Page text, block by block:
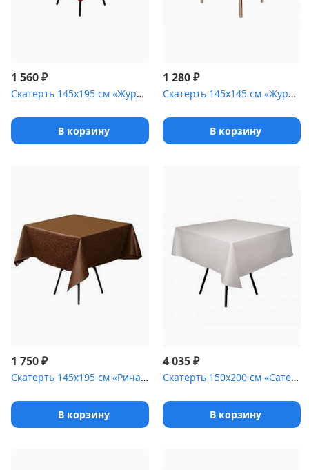
1 560₽
Скатерть 145х195 см «Журавинка» бордо [(квадрат)]
В корзину
1 280₽
Скатерть 145х145 см «Журавинка» бежевая [(гладь)]
В корзину
1 750₽
Скатерть 145х195 см «Ричард ажур» коричневая
В корзину
4 035₽
Скатерть 150х200 см «Сатен» шампань [(гладь)]
В корзину